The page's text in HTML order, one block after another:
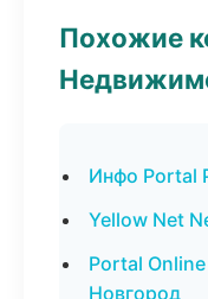
Похожие
Инфо Portal
Yellow Net
Portal
Новгород